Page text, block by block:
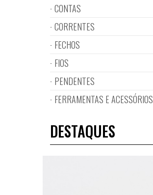
CONTAS
CORRENTES
FECHOS
FIOS
PENDENTES
FERRAMENTAS E ACESSÓRIOS
DESTAQUES